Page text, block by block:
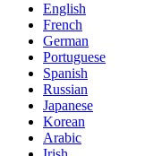
English
French
German
Portuguese
Spanish
Russian
Japanese
Korean
Arabic